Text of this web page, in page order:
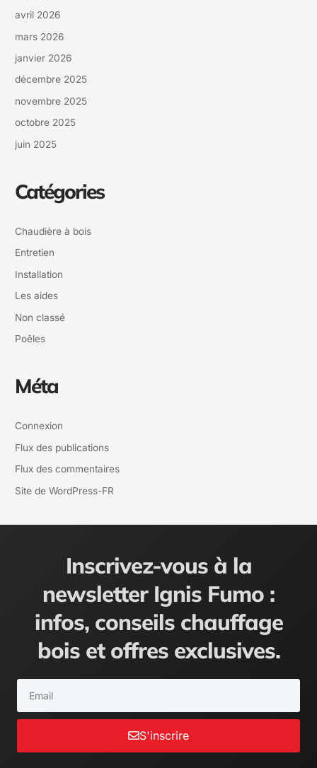
avril 2026
mars 2026
janvier 2026
décembre 2025
novembre 2025
octobre 2025
juin 2025
Catégories
Chaudière à bois
Entretien
Installation
Les aides
Non classé
Poêles
Méta
Connexion
Flux des publications
Flux des commentaires
Site de WordPress-FR
Inscrivez-vous à la
newsletter Ignis Fumo :
infos, conseils chauffage
bois et offres exclusives.
S'inscrire